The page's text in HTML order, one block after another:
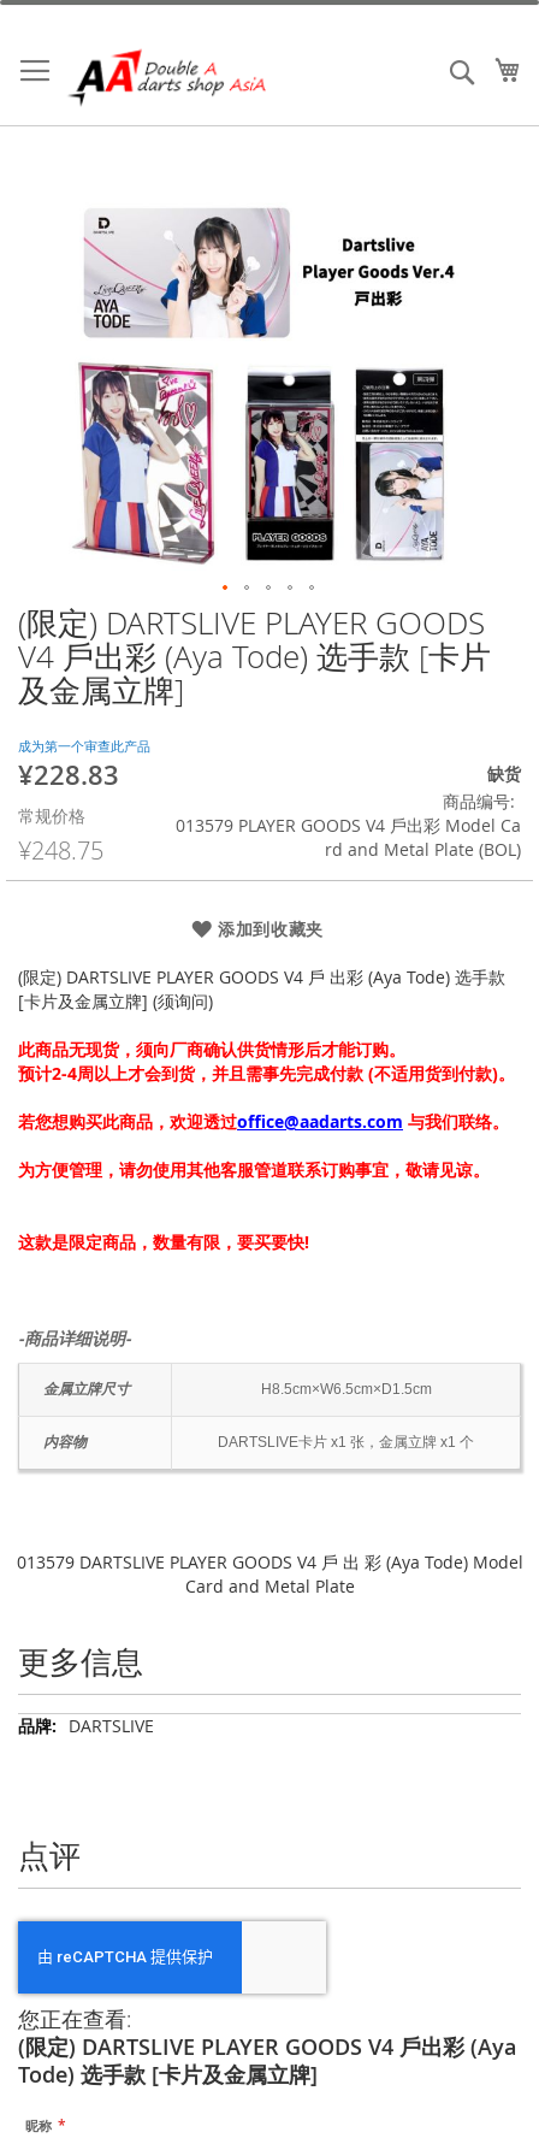
跳
内
容
搜索
(限定) DARTSLIVE PLAYER GOODS
V4 戶出彩 (Aya Tode) 选手款 [卡片
及金属立牌]
成为第一个审查此产品
特
价
格
¥228.83
常规价格
¥248.75
缺货
商品编号
013579 PLAYER GOODS V4 戶出彩 Model Ca
rd and Metal Plate (BOL)
添加到收藏夹
(限定) DARTSLIVE PLAYER GOODS V4 戶 出彩 (Aya Tode) 选手款
[卡片及金属立牌] (须询问)
此商品无现货，须向厂商确认供货情形后才能订购。
预计2-4周以上才会到货，并且需事先完成付款 (不适用货到付款)。
若您想购买此商品，欢迎透过office@aadarts.com 与我们联络。
为方便管理，请勿使用其他客服管道联系订购事宜，敬请见谅。
这款是限定商品，数量有限，要买要快!
-商品详细说明-
金属立牌尺寸 H8.5cm×W6.5cm×D1.5cm
内容物 DARTSLIVE卡片 x1 张，金属立牌 x1 个
跳
转
到
图
像
库
的
开
头
013579 DARTSLIVE PLAYER GOODS V4 戶 出 彩 (Aya Tode) Model
Card and Metal Plate
更多信息
更
DARTSLIVE
点评
您正在查看:
(限定) DARTSLIVE PLAYER GOODS V4 戶出彩 (Aya
Tode) 选手款 [卡片及金属立牌]
昵称